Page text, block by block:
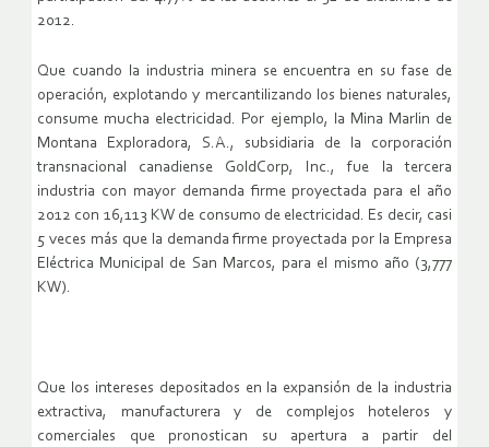
2012.
Que cuando la industria minera se encuentra en su fase de
operación, explotando y mercantilizando los bienes naturales,
consume mucha electricidad. Por ejemplo, la Mina Marlin de
Montana Exploradora, S.A., subsidiaria de la corporación
transnacional canadiense GoldCorp, Inc., fue la tercera
industria con mayor demanda firme proyectada para el año
2012 con 16,113 KW de consumo de electricidad. Es decir, casi
5 veces más que la demanda firme proyectada por la Empresa
Eléctrica Municipal de San Marcos, para el mismo año (3,777
KW).
Que los intereses depositados en la expansión de la industria
extractiva, manufacturera y de complejos hoteleros y
comerciales que pronostican su apertura a partir del